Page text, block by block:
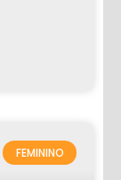
FEMININO